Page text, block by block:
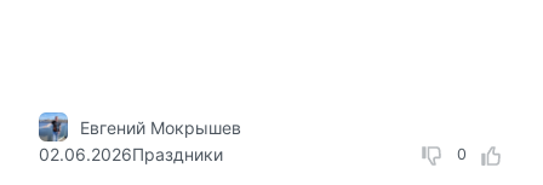
0
Евгений Мокрышев
02.06.2026Праздники